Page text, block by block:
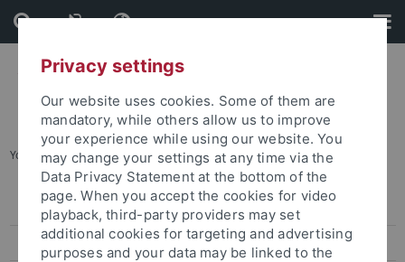
Skip
to
content
Skip
to
footer
You are here: Startseite ... Abschluss des Studiums
Studienanfang
Prüfungen
Privacy settings
Our website uses cookies. Some of them are
mandatory, while others allow us to improve
your experience while using our website. You
may change your settings at any time via the
Data Privacy Statement at the bottom of the
page. When you accept the cookies for video
playback, third-party providers may set
additional cookies for targeting and advertising
purposes and your data may be linked to the